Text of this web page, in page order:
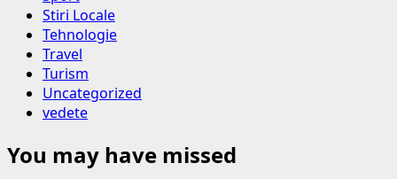
Stiri Locale
Tehnologie
Travel
Turism
Uncategorized
vedete
You may have missed